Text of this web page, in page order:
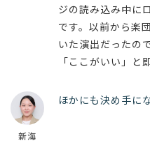
ジの読み込み中に
です。以前から楽
いた演出だったの
「ここがいい」と
新海
ほかにも決め手に